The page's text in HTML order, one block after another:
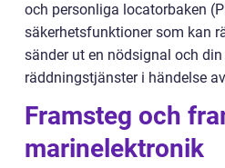
och personliga locatorbaken
säkerhetsfunktioner som kan
sänder ut en nödsignal och
räddningstjänster i händelse
Framsteg och
marinelektronik